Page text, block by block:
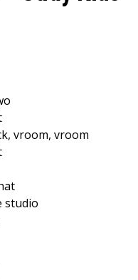
vroom, vroom
studio